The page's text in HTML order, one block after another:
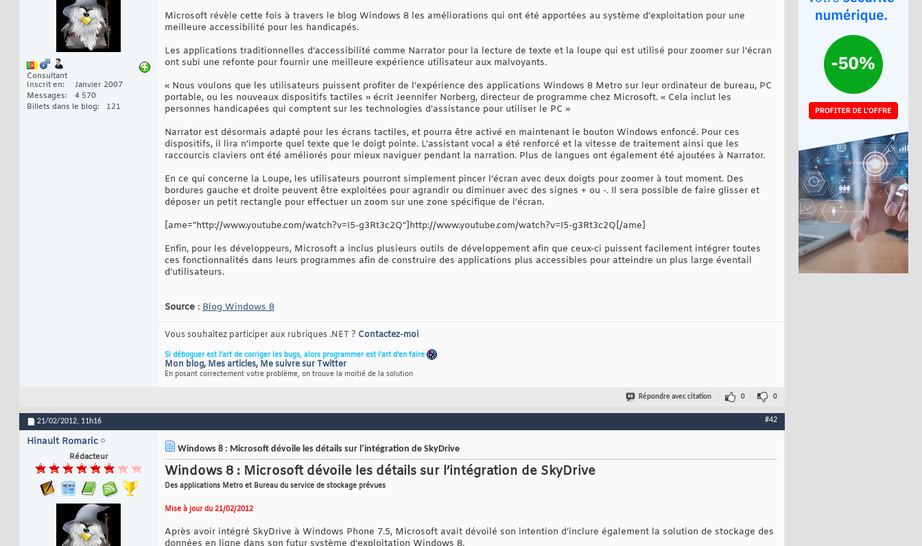
Consultant
Inscrit en
Janvier 2007
Messages
4 570
Billets dans le blog
121
Microsoft révèle cette fois à travers le blog Windows 8 les améliorations qui ont été apportées au système d’exploitation pour une
meilleure accessibilité pour les handicapés.
Les applications traditionnelles d’accessibilité comme Narrator pour la lecture de texte et la loupe qui est utilisé pour zoomer sur l’écran
ont subi une refonte pour fournir une meilleure expérience utilisateur aux malvoyants.
« Nous voulons que les utilisateurs puissent profiter de l’expérience des applications Windows 8 Metro sur leur ordinateur de bureau, PC
portable, ou les nouveaux dispositifs tactiles » écrit Jeennifer Norberg, directeur de programme chez Microsoft. « Cela inclut les
personnes handicapées qui comptent sur les technologies d’assistance pour utiliser le PC »
Narrator est désormais adapté pour les écrans tactiles, et pourra être activé en maintenant le bouton Windows enfoncé. Pour ces
dispositifs, il lira n’importe quel texte que le doigt pointe. L’assistant vocal a été renforcé et la vitesse de traitement ainsi que les
raccourcis claviers ont été améliorés pour mieux naviguer pendant la narration. Plus de langues ont également été ajoutées à Narrator.
En ce qui concerne la Loupe, les utilisateurs pourront simplement pincer l’écran avec deux doigts pour zoomer à tout moment. Des
bordures gauche et droite peuvent être exploitées pour agrandir ou diminuer avec des signes + ou -. Il sera possible de faire glisser et
déposer un petit rectangle pour effectuer un zoom sur une zone spécifique de l’écran.
[ame="http://www.youtube.com/watch?v=I5-g3Rt3c2Q"]http://www.youtube.com/watch?v=I5-g3Rt3c2Q[/ame]
Enfin, pour les développeurs, Microsoft a inclus plusieurs outils de développement afin que ceux-ci puissent facilement intégrer toutes
ces fonctionnalités dans leurs programmes afin de construire des applications plus accessibles pour atteindre un plus large éventail
d’utilisateurs.
Source : Blog Windows 8
Vous souhaitez participer aux rubriques .NET ? Contactez-moi
Si déboguer est l’art de corriger les bugs, alors programmer est l’art d’en faire
Mon blog, Mes articles, Me suivre sur Twitter
En posant correctement votre problème, on trouve la moitié de la solution
Répondre avec citation 0 0
21/02/2012, 11h16 #42
Hinault Romaric
Rédacteur
Windows 8 : Microsoft dévoile les détails sur l’intégration de SkyDrive
Windows 8 : Microsoft dévoile les détails sur l’intégration de SkyDrive
Des applications Metro et Bureau du service de stockage prévues
Mise à jour du 21/02/2012
Après avoir intégré SkyDrive à Windows Phone 7.5, Microsoft avait dévoilé son intention d’inclure également la solution de stockage des